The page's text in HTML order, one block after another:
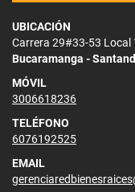
UBICACIÓN
Carrera 29#33-53 Local
Bucaramanga -
MÓVIL
3006618236
TELÉFONO
6076192525
EMAIL